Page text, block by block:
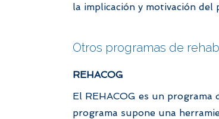
la implicación y motivación del
Otros programas de
REHACOG
El REHACOG es un
programa supone una